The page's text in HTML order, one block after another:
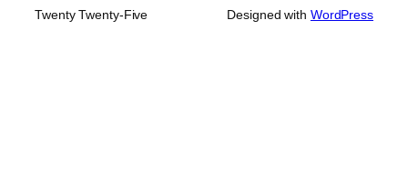
Twenty Twenty-Five Designed with WordPress